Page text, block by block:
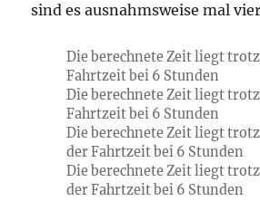
sind es ausnahmsweise mal
Die berechnete Zeit liegt
Fahrtzeit bei 6 Stunden
Die berechnete Zeit liegt
Fahrtzeit bei 6 Stunden
Die berechnete Zeit liegt
der Fahrtzeit bei 6 Stunden
Die berechnete Zeit liegt
der Fahrtzeit bei 6 Stunden